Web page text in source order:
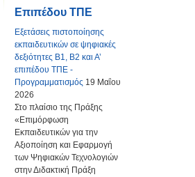
Επιπέδου ΤΠΕ
Εξετάσεις πιστοποίησης
εκπαιδευτικών σε ψηφιακές
δεξιότητες Β1, Β2 και Α’
επιπέδου ΤΠΕ -
Προγραμματισμός 19 Μαΐου
2026
Στο πλαίσιο της Πράξης
«Επιμόρφωση
Εκπαιδευτικών για την
Αξιοποίηση και Εφαρμογή
των Ψηφιακών Τεχνολογιών
στην Διδακτική Πράξη